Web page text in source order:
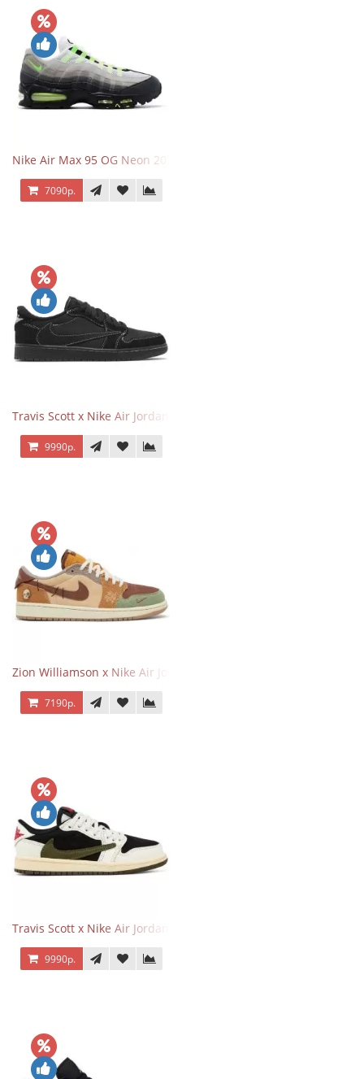
Nike Air Max 95 OG Neon 2025
7090р.
Travis Scott x Nike Air Jordan 1 Retro Low OG SP Black Phantom
9990р.
Zion Williamson x Nike Air Jordan 1 Retro Low OG Voodoo
7190р.
Travis Scott x Nike Air Jordan 1 Retro Low OG SP Olive
9990р.